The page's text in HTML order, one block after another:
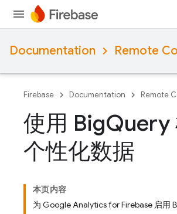
Documentation Remote
Firebase Documentation Remote
使用 BigQuery
个性化数据
本页内容
为 Google Analytics for Firebase 启用